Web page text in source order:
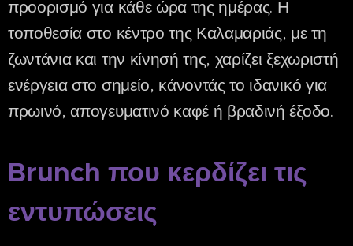
προορισμό για κάθε ώρα της ημέρας. Η
τοποθεσία στο κέντρο της Καλαμαριάς, με τη
ζωντάνια και την κίνησή της, χαρίζει ξεχωριστή
ενέργεια στο σημείο, κάνοντάς το ιδανικό για
πρωινό, απογευματινό καφέ ή βραδινή έξοδο.
Brunch που κερδίζει τις
εντυπώσεις